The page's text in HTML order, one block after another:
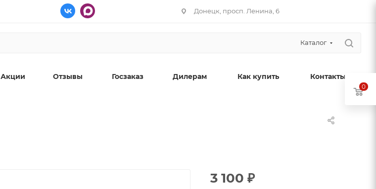
Донецк, просп. Ленина, 6
Каталог
Акции Отзывы Госзаказ Дилерам Как купить Контакты
3 100 ₽
0